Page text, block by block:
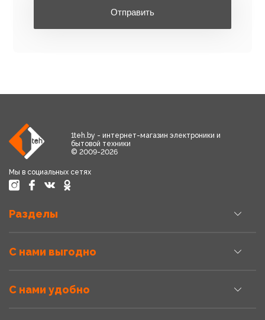
Отправить
1teh.by - интернет-магазин электроники и
бытовой техники
© 2009-2026
Мы в социальных сетях
Разделы
С нами выгодно
С нами удобно